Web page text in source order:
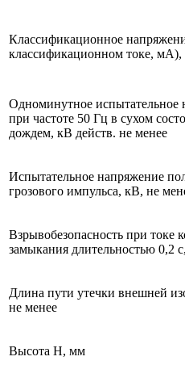
Классификационное
классификационном токе, мА),
Одноминутное испытательное
при частоте 50 Гц в сухом
дождем, кВ действ. не менее
Испытательное напряжение
грозового импульса, кВ, не
Взрывобезопасность при токе
замыкания длительностью 0,2
Длина пути утечки внешней
не менее
Высота Н, мм